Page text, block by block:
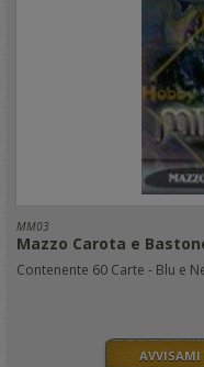
MM03
Mazzo Carota e
Contenente 60 Carte - Blu e
AVVISAMI